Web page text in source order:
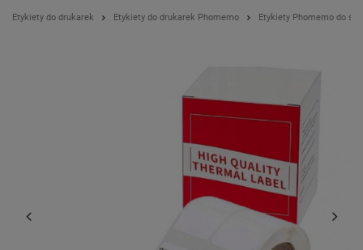
Etykiety do drukarek Etykiety do drukarek Phomemo Etykiety Phomemo do